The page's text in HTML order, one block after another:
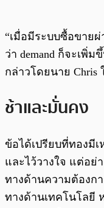
“เมื่อมีระบบซื้อขาย
ว่า demand ก็จะเพิ่
กล่าวโดยนาย Chris
ช้าและมั่นคง
ข้อได้เปรียบที่ทองมี
และไว้วางใจ แต่อย่
ทางด้านความต้องก
ทางด้านเทคโนโลยี